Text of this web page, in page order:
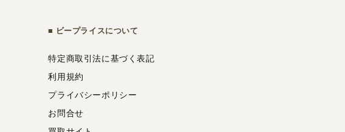
ビープライスについて
特定商取引法に基づく表記
利用規約
プライバシーポリシー
お問合せ